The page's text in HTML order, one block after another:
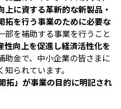
上に資する革新的な新製品・
拓を行う事業のために必要な
部を補助する事業を行うこと
性向上を促進し経済活性化を
助金で、中小企業の皆さまに
られています。
拓」が事業の目的に明記され